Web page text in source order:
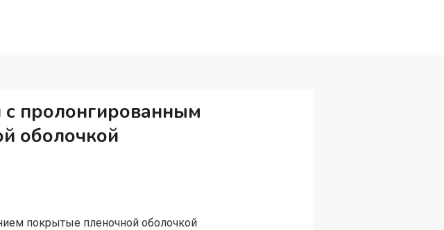
пролонгированным
оболочкой
покрытые пленочной оболочкой